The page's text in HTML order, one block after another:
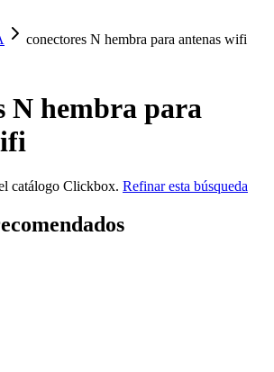
conectores N hembra para antenas wifi
N hembra para
catálogo Clickbox. Refinar esta búsqueda
s